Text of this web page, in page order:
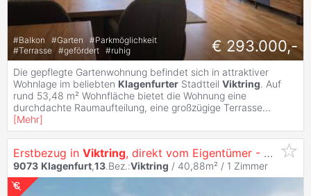
#Balkon #Garten #Parkmöglichkeit
#Terrasse #gefördert #ruhig € 293.000,-
Die gepflegte Gartenwohnung befindet sich in attraktiver
Wohnlage im beliebten Klagenfurter Stadtteil Viktring. Auf
rund 53,48 m² Wohnfläche bietet die Wohnung eine
durchdachte Raumaufteilung, eine großzügige Terrasse...
[Mehr]
Erstbezug in Viktring, direkt vom Eigentümer - Singletraum - Garconniere mit Südterrasse und Küche
9073 Klagenfurt,13.Bez.:Viktring / 40,88m² / 1 Zimmer